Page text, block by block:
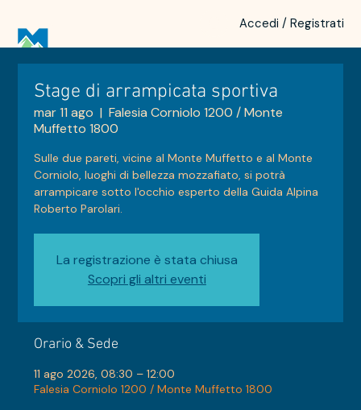
Accedi / Registrati
Stage di arrampicata sportiva
mar 11 ago
  |
Falesia Corniolo 1200 / Monte
Muffetto 1800
Sulle due pareti, vicine al Monte Muffetto e al Monte
Corniolo, luoghi di bellezza mozzafiato, si potrà
arrampicare sotto l'occhio esperto della Guida Alpina
Roberto Parolari.
La registrazione è stata chiusa
Scopri gli altri eventi
Orario & Sede
11 ago 2026, 08:30 – 12:00
Falesia Corniolo 1200 / Monte Muffetto 1800